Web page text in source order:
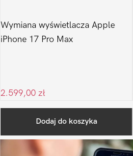
Wymiana wyświetlacza Apple
iPhone 17 Pro Max
2.599,00 zł
Dodaj do koszyka